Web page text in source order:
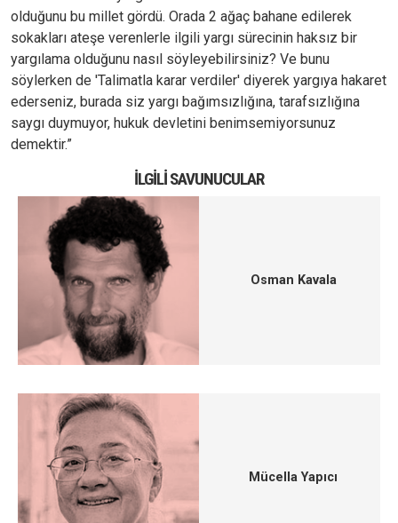
olduğunu bu millet gördü. Orada 2 ağaç bahane edilerek
sokakları ateşe verenlerle ilgili yargı sürecinin haksız bir
yargılama olduğunu nasıl söyleyebilirsiniz? Ve bunu
söylerken de 'Talimatla karar verdiler' diyerek yargıya hakaret
ederseniz, burada siz yargı bağımsızlığına, tarafsızlığına
saygı duymuyor, hukuk devletini benimsemiyorsunuz
demektir.”
İLGILI SAVUNUCULAR
Osman Kavala
Mücella Yapıcı